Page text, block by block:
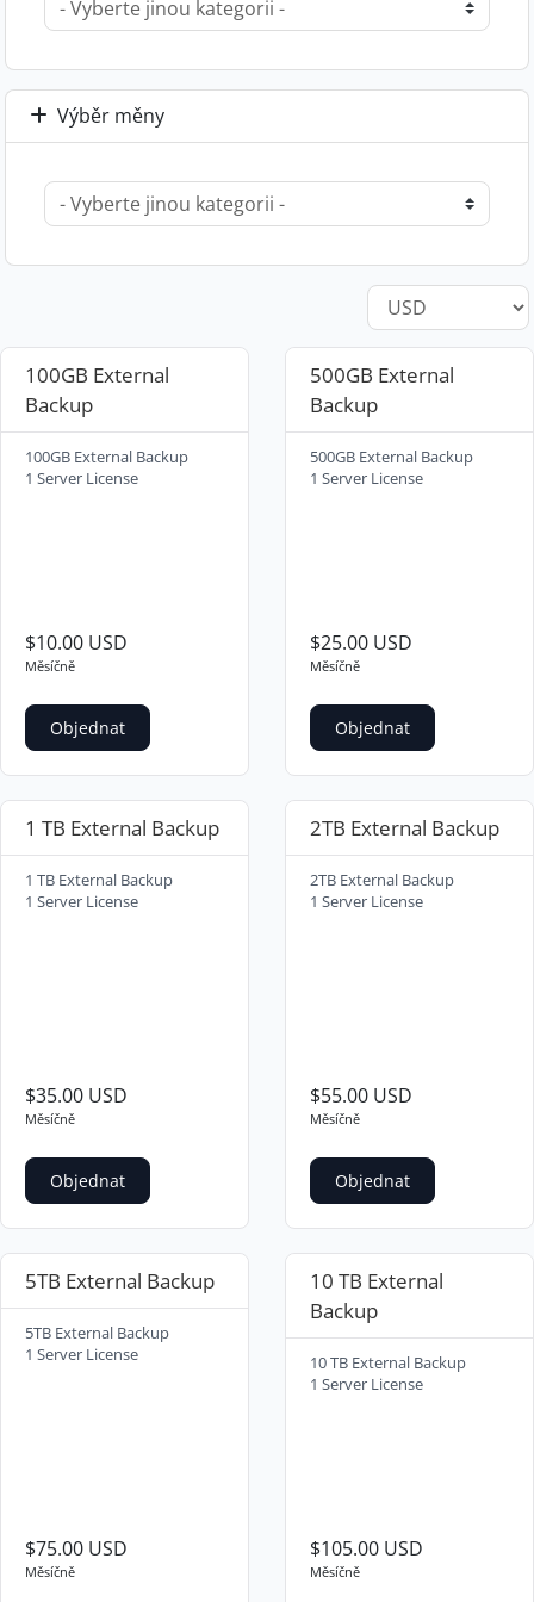
Výběr měny
100GB External
Backup
100GB External Backup
1 Server License
$10.00 USD
Měsíčně
Objednat
500GB External
Backup
500GB External Backup
1 Server License
$25.00 USD
Měsíčně
Objednat
1 TB External Backup
1 TB External Backup
1 Server License
$35.00 USD
Měsíčně
Objednat
2TB External Backup
2TB External Backup
1 Server License
$55.00 USD
Měsíčně
Objednat
5TB External Backup
5TB External Backup
1 Server License
$75.00 USD
Měsíčně
10 TB External
Backup
10 TB External Backup
1 Server License
$105.00 USD
Měsíčně